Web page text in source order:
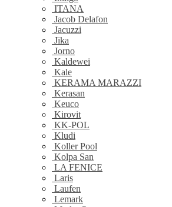
ITANA
Jacob Delafon
Jacuzzi
Jika
Jorno
Kaldewei
Kale
KERAMA MARAZZI
Kerasan
Keuco
Kirovit
KK-POL
Kludi
Koller Pool
Kolpa San
LA FENICE
Laris
Laufen
Lemark